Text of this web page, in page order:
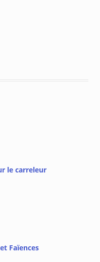
le carreleur
Faïences